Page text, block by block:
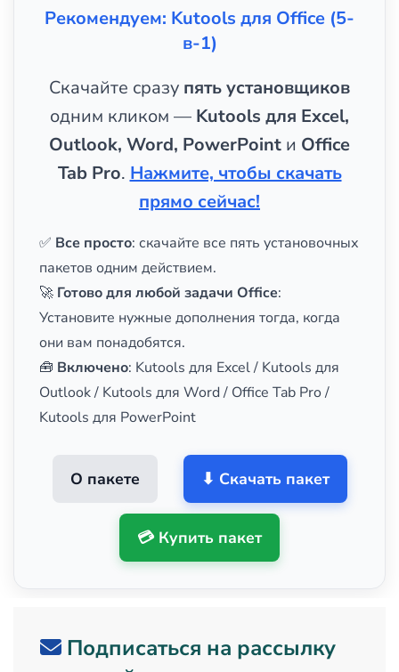
Рекомендуем: Kutools для Office (5-
в-1)
Скачайте сразу пять установщиков
одним кликом — Kutools для Excel,
Outlook, Word, PowerPoint и Office
Tab Pro. Нажмите, чтобы скачать
прямо сейчас!
✅ Все просто: скачайте все пять установочных
пакетов одним действием.
🚀 Готово для любой задачи Office:
Установите нужные дополнения тогда, когда
они вам понадобятся.
🧰 Включено: Kutools для Excel / Kutools для
Outlook / Kutools для Word / Office Tab Pro /
Kutools для PowerPoint
О пакете ⬇ Скачать пакет
💳 Купить пакет
Подписаться на рассылку